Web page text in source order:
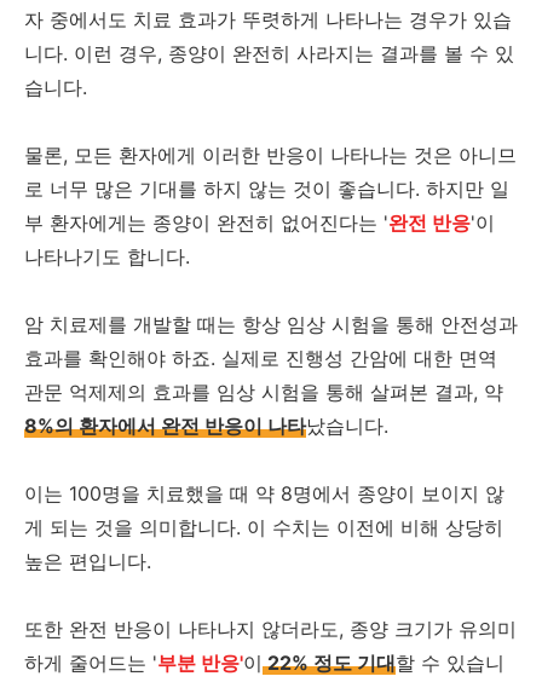
자 중에서도 치료 효과가 뚜렷하게 나타나는 경우가 있습
니다. 이런 경우, 종양이 완전히 사라지는 결과를 볼 수 있
습니다.
물론, 모든 환자에게 이러한 반응이 나타나는 것은 아니므
로 너무 많은 기대를 하지 않는 것이 좋습니다. 하지만 일
부 환자에게는 종양이 완전히 없어진다는 '완전 반응'이
나타나기도 합니다.
암 치료제를 개발할 때는 항상 임상 시험을 통해 안전성과
효과를 확인해야 하죠. 실제로 진행성 간암에 대한 면역
관문 억제제의 효과를 임상 시험을 통해 살펴본 결과, 약
8%의 환자에서 완전 반응이 나타났습니다.
이는 100명을 치료했을 때 약 8명에서 종양이 보이지 않
게 되는 것을 의미합니다. 이 수치는 이전에 비해 상당히
높은 편입니다.
또한 완전 반응이 나타나지 않더라도, 종양 크기가 유의미
하게 줄어드는 '부분 반응'이22% 정도 기대할 수 있습니